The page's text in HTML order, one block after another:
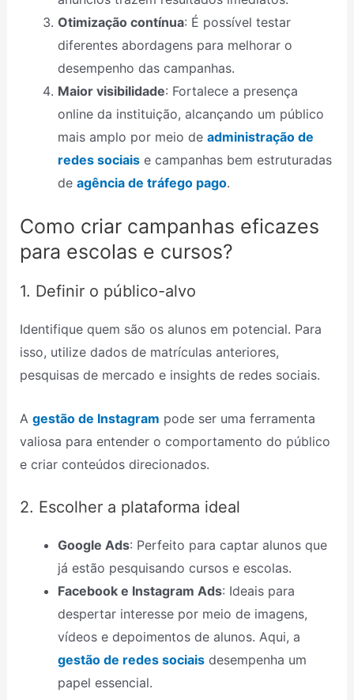
Otimização contínua: É possível testar
diferentes abordagens para melhorar o
desempenho das campanhas.
Maior visibilidade: Fortalece a presença
online da instituição, alcançando um público
mais amplo por meio de administração de
redes sociaise campanhas bem estruturadas
de agência de tráfego pago.
Como criar campanhas eficazes
para escolas e cursos?
1. Definir o público-alvo
Identifique quem são os alunos em potencial. Para
isso, utilize dados de matrículas anteriores,
pesquisas de mercado e insights de redes sociais.
A gestão de Instagram pode ser uma ferramenta
valiosa para entender o comportamento do público
e criar conteúdos direcionados.
2. Escolher a plataforma ideal
Google Ads: Perfeito para captar alunos que
já estão pesquisando cursos e escolas.
Facebook e Instagram Ads: Ideais para
despertar interesse por meio de imagens,
vídeos e depoimentos de alunos. Aqui, a
gestão de redes sociaisdesempenha um
papel essencial.